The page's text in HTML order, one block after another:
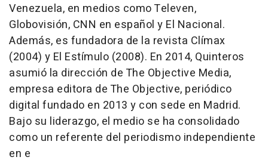
Venezuela, en medios como Televen,
Globovisión, CNN en español y El Nacional.
Además, es fundadora de la revista Clímax
(2004) y El Estímulo (2008). En 2014, Quinteros
asumió la dirección de The Objective Media,
empresa editora de The Objective, periódico
digital fundado en 2013 y con sede en Madrid.
Bajo su liderazgo, el medio se ha consolidado
como un referente del periodismo independiente
en e